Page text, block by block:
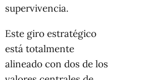
supervivencia.
Este giro estratégico
está totalmente
alineado con dos de los